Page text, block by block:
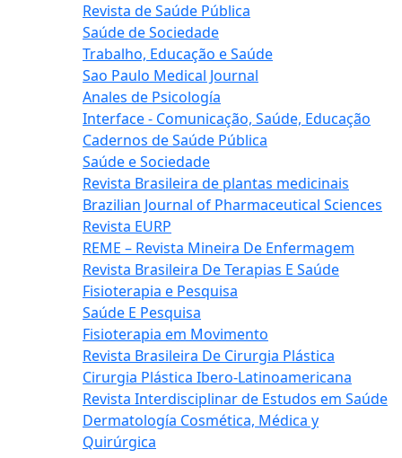
Revista de Saúde Pública
Saúde de Sociedade
Trabalho, Educação e Saúde
Sao Paulo Medical Journal
Anales de Psicología
Interface - Comunicação, Saúde, Educação
Cadernos de Saúde Pública
Saúde e Sociedade
Revista Brasileira de plantas medicinais
Brazilian Journal of Pharmaceutical Sciences
Revista EURP
REME – Revista Mineira De Enfermagem
Revista Brasileira De Terapias E Saúde
Fisioterapia e Pesquisa
Saúde E Pesquisa
Fisioterapia em Movimento
Revista Brasileira De Cirurgia Plástica
Cirurgia Plástica Ibero-Latinoamericana
Revista Interdisciplinar de Estudos em Saúde
Dermatología Cosmética, Médica y
Quirúrgica